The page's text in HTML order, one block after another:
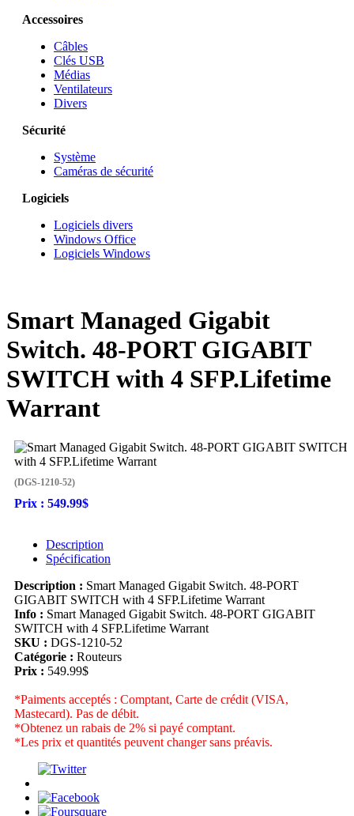
Accessoires
Câbles
Clés USB
Médias
Ventilateurs
Divers
Sécurité
Système
Caméras de sécurité
Logiciels
Logiciels divers
Windows Office
Logiciels Windows
Smart Managed Gigabit
Switch. 48-PORT GIGABIT
SWITCH with 4 SFP.Lifetime
Warrant
(DGS-1210-52)
Prix : 549.99$
Description
Spécification
Description : Smart Managed Gigabit Switch. 48-PORT
GIGABIT SWITCH with 4 SFP.Lifetime Warrant
Info : Smart Managed Gigabit Switch. 48-PORT GIGABIT
SWITCH with 4 SFP.Lifetime Warrant
SKU : DGS-1210-52
Catégorie : Routeurs
Prix : 549.99$
*Paiments acceptés : Comptant, Carte de crédit (VISA,
Mastecard). Pas de débit.
*Obtenez un rabais de 2% si payé comptant.
*Les prix et quantités peuvent changer sans préavis.